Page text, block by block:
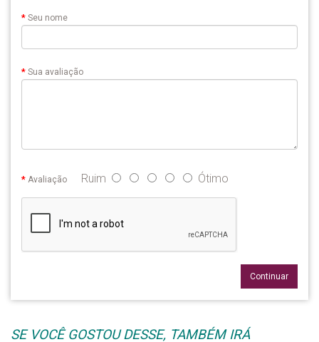
Seu nome
Sua avaliação
Avaliação Ruim Ótimo
Continuar
SE VOCÊ GOSTOU DESSE, TAMBÉM IRÁ